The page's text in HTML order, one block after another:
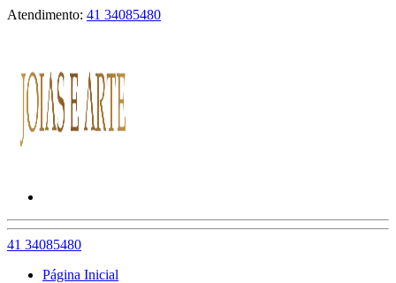
Atendimento: 41 34085480
41 34085480
Página Inicial